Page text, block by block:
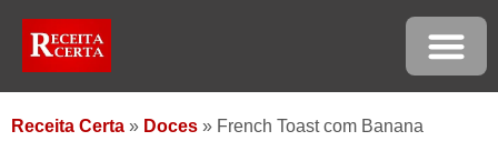
Receita Certa » Doces » French Toast com Banana